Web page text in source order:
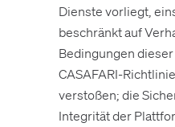
Dienste vorliegt,
beschränkt auf
Bedingungen
CASAFARI-
verstoßen; die
Integrität der